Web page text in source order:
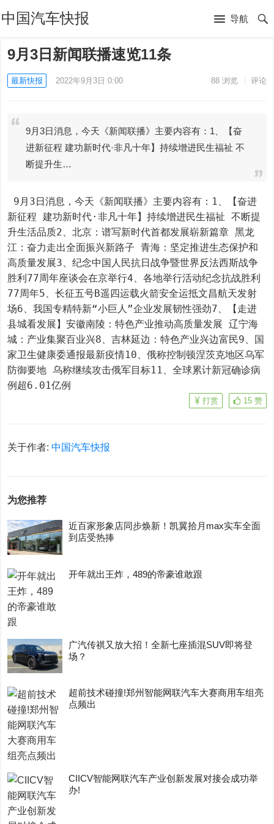
中国汽车快报 导航
9月3日新闻联播速览11条
最新快报 2022年9月3日 0:00 88浏览 评论
9月3日消息，今天《新闻联播》主要内容有：1、【奋
进新征程 建功新时代·非凡十年】持续增进民生福祉 不
断提升生…
新征程 建功新时代·非凡十年】持续增进民生福祉 不断提
升生活品质2、北京：谱写新时代首都发展崭新篇章 黑龙
江：奋力走出全面振兴新路子 青海：坚定推进生态保护和
高质量发展3、纪念中国人民抗日战争暨世界反法西斯战争
胜利77周年座谈会在京举行4、各地举行活动纪念抗战胜利
77周年5、长征五号B遥四运载火箭安全运抵文昌航天发射
场6、我国专精特新“小巨人”企业发展韧性强劲7、【走进
县城看发展】安徽南陵：特色产业推动高质量发展 辽宁海
城：产业集聚百业兴8、吉林延边：特色产业兴边富民9、国
家卫生健康委通报最新疫情10、俄称控制顿涅茨克地区乌军
防御要地 乌称继续攻击俄军目标11、全球累计新冠确诊病
例超6.01亿例
15 赞
打赏
关于作者:中国汽车快报
为您推荐
近百家形象店同步焕新！凯翼拾月max实车全面
到店受热捧
开年就出王炸，489的帝豪谁敢跟
广汽传祺又放大招！全新七座插混SUV即将登
场？
超前技术碰撞!郑州智能网联汽车大赛商用车组亮
点频出
CIICV智能网联汽车产业创新发展对接会成功举
办!